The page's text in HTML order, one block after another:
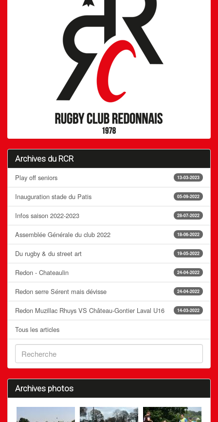
Archives du RCR
13-03-2023
Play off seniors
05-09-2022
Inauguration stade du Patis
28-07-2022
Infos saison 2022-2023
18-06-2022
Assemblée Générale du club 2022
19-05-2022
Du rugby & du street art
24-04-2022
Redon - Chateaulin
24-04-2022
Redon serre Sérent mais dévisse
14-03-2022
Redon Muzillac Rhuys VS Château-Gontier Laval U16
Tous les articles
Archives photos